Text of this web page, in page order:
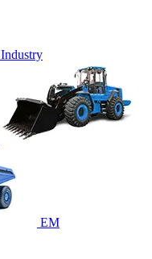
Industry
EM